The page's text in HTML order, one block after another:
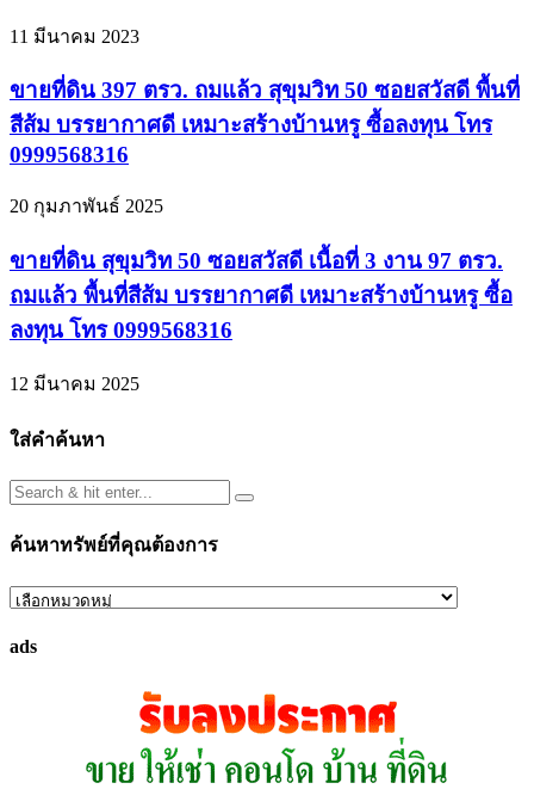
11 มีนาคม 2023
ขายที่ดิน 397 ตรว. ถมแล้ว สุขุมวิท 50 ซอยสวัสดี พื้นที่
สีส้ม บรรยากาศดี เหมาะสร้างบ้านหรู ซื้อลงทุน โทร
0999568316
20 กุมภาพันธ์ 2025
ขายที่ดิน สุขุมวิท 50 ซอยสวัสดี เนื้อที่ 3 งาน 97 ตรว.
ถมแล้ว พื้นที่สีส้ม บรรยากาศดี เหมาะสร้างบ้านหรู ซื้อ
ลงทุน โทร 0999568316
12 มีนาคม 2025
ใส่คำค้นหา
ค้นหาทรัพย์ที่คุณต้องการ
ค้นหา
ที่
ads